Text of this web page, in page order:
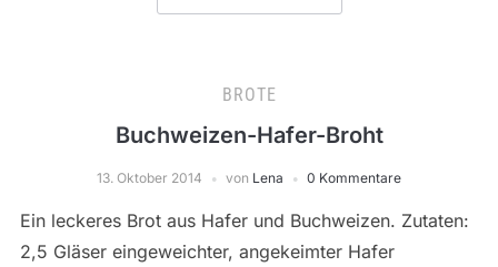
BROTE
Buchweizen-Hafer-Broht
13. Oktober 2014 von Lena 0 Kommentare
Ein leckeres Brot aus Hafer und Buchweizen. Zutaten:
2,5 Gläser eingeweichter, angekeimter Hafer